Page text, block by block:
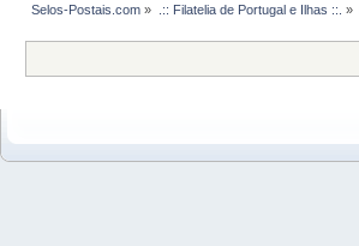
Selos-Postais.com » .:: Filatelia de Portugal e Ilhas ::. »